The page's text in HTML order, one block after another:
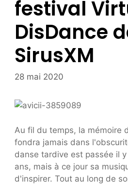
festival
DisDance
SirusXM
28 mai 2020
Au fil du temps, la mémoire
fondra jamais dans
danse tardive est passée il
ans, mais à ce jour sa
d'inspirer. Tout au long de